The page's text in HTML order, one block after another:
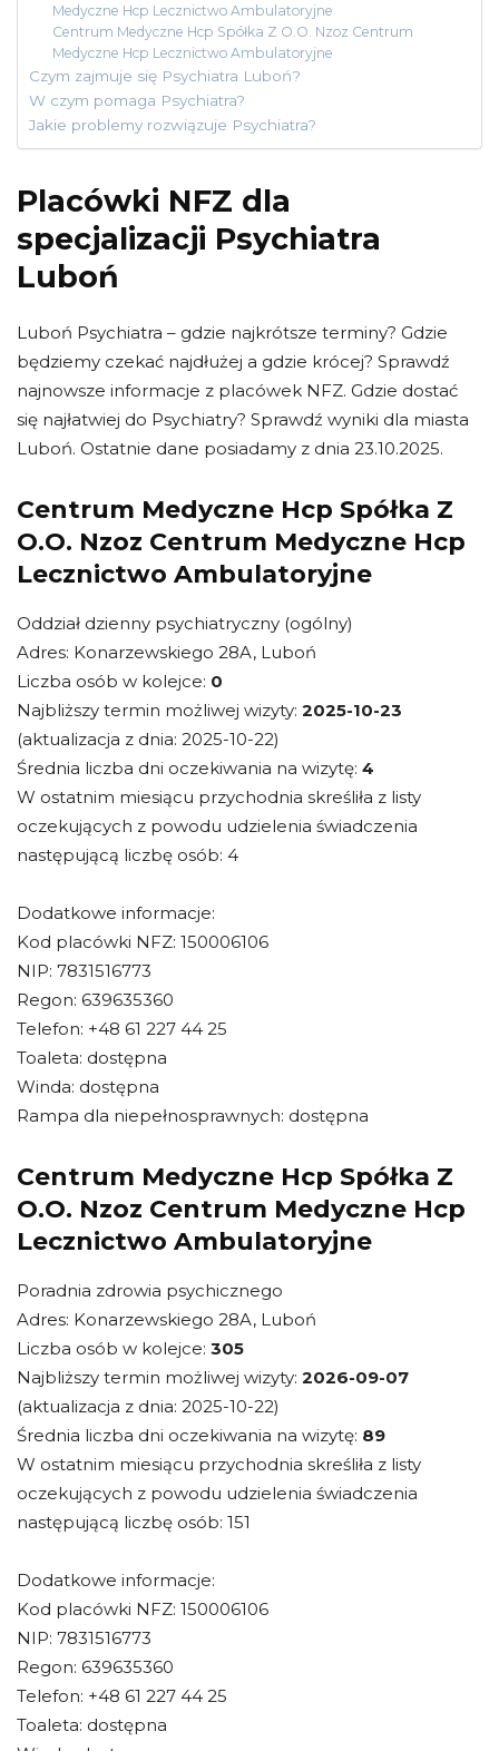
Medyczne Hcp Lecznictwo Ambulatoryjne
Centrum Medyczne Hcp Spółka Z O.O. Nzoz Centrum
Medyczne Hcp Lecznictwo Ambulatoryjne
Czym zajmuje się Psychiatra Luboń?
W czym pomaga Psychiatra?
Jakie problemy rozwiązuje Psychiatra?
Placówki NFZ dla
specjalizacji Psychiatra
Luboń
Luboń Psychiatra – gdzie najkrótsze terminy? Gdzie
będziemy czekać najdłużej a gdzie krócej? Sprawdź
najnowsze informacje z placówek NFZ. Gdzie dostać
się najłatwiej do Psychiatry? Sprawdź wyniki dla miasta
Luboń. Ostatnie dane posiadamy z dnia 23.10.2025.
Centrum Medyczne Hcp Spółka Z
O.O. Nzoz Centrum Medyczne Hcp
Lecznictwo Ambulatoryjne
Oddział dzienny psychiatryczny (ogólny)
Adres: Konarzewskiego 28A, Luboń
Liczba osób w kolejce: 0
Najbliższy termin możliwej wizyty: 2025-10-23
(aktualizacja z dnia: 2025-10-22)
Średnia liczba dni oczekiwania na wizytę: 4
W ostatnim miesiącu przychodnia skreśliła z listy
oczekujących z powodu udzielenia świadczenia
następującą liczbę osób: 4
Dodatkowe informacje:
Kod placówki NFZ: 150006106
NIP: 7831516773
Regon: 639635360
Telefon: +48 61 227 44 25
Toaleta: dostępna
Winda: dostępna
Rampa dla niepełnosprawnych: dostępna
Centrum Medyczne Hcp Spółka Z
O.O. Nzoz Centrum Medyczne Hcp
Lecznictwo Ambulatoryjne
Poradnia zdrowia psychicznego
Adres: Konarzewskiego 28A, Luboń
Liczba osób w kolejce: 305
Najbliższy termin możliwej wizyty: 2026-09-07
(aktualizacja z dnia: 2025-10-22)
Średnia liczba dni oczekiwania na wizytę: 89
W ostatnim miesiącu przychodnia skreśliła z listy
oczekujących z powodu udzielenia świadczenia
następującą liczbę osób: 151
Dodatkowe informacje:
Kod placówki NFZ: 150006106
NIP: 7831516773
Regon: 639635360
Telefon: +48 61 227 44 25
Toaleta: dostępna